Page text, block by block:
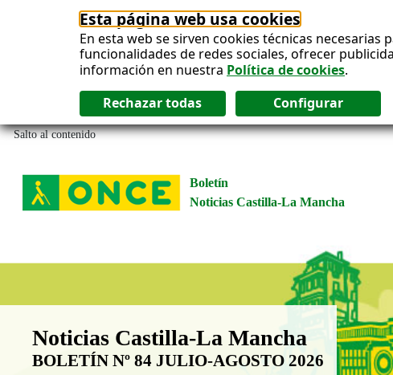
Esta página web usa cookies
En esta web se sirven cookies técnicas
funcionalidades de redes sociales, ofrecer
información en nuestra Política de cookies.
Salto al contenido
Boletín
Noticias Castilla-La Mancha
Boletín Noticias Castilla-La Mancha
Noticias Castilla-La Mancha
BOLETÍN Nº 84 JULIO-AGOSTO 2026